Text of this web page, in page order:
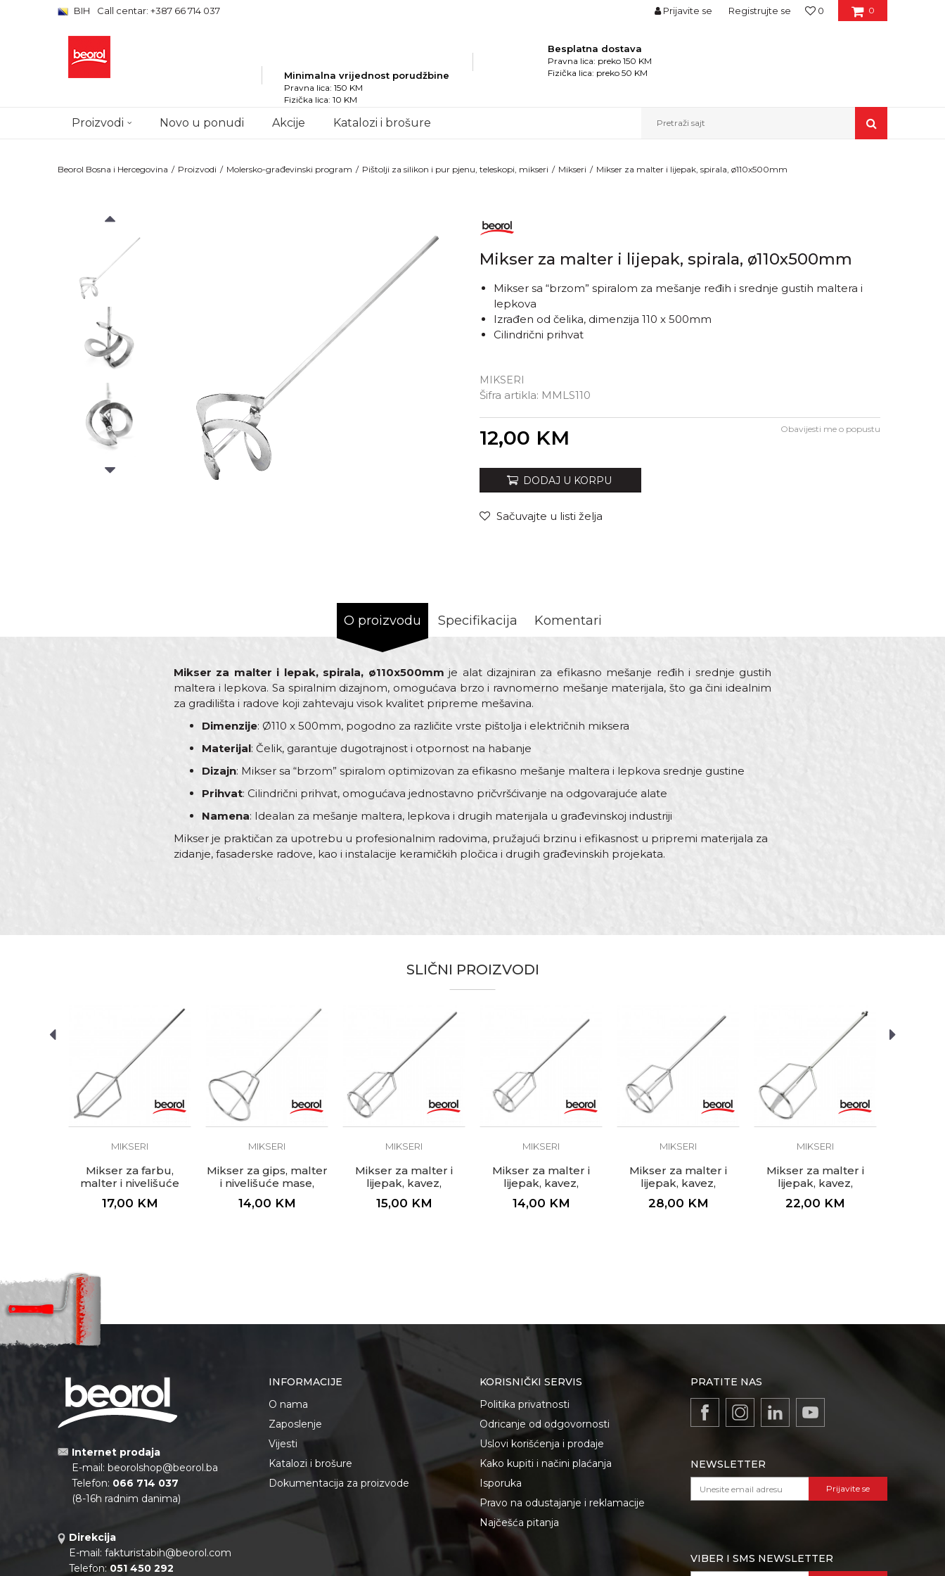
BIH Call centar: +387 66 714 037 0
0
Prijavite se Registrujte se
Minimalna vrijednost porudžbine
Pravna lica: 150 KM
Fizička lica: 10 KM
Besplatna dostava
Pravna lica: preko 150 KM
Fizička lica: preko 50 KM
Proizvodi Novo u ponudi Akcije Katalozi i brošure Pretraži sajt
Beorol Bosna i Hercegovina Proizvodi Molersko-građevinski program Pištolji za silikon i pur pjenu, teleskopi, mikseri Mikseri Mikser za malter i lijepak, spirala, ø110x500mm
Mikser za malter i lijepak, spirala, ø110x500mm
MIKSERI
Šifra artikla: MMLS110
Mikser sa “brzom” spiralom za mešanje ređih i srednje gustih maltera i
lepkova
Izrađen od čelika, dimenzija 110 x 500mm
Cilindrični prihvat
12,00 KM Obavijesti me o popustu
DODAJ U KORPU
Sačuvajte u listi želja
O proizvodu Specifikacija Komentari
Mikser za malter i lepak, spirala, ø110x500mm je alat dizajniran za efikasno mešanje ređih i srednje gustih
maltera i lepkova. Sa spiralnim dizajnom, omogućava brzo i ravnomerno mešanje materijala, što ga čini idealnim
za gradilišta i radove koji zahtevaju visok kvalitet pripreme mešavina.
Dimenzije: Ø110 x 500mm, pogodno za različite vrste pištolja i električnih miksera
Materijal: Čelik, garantuje dugotrajnost i otpornost na habanje
Dizajn: Mikser sa “brzom” spiralom optimizovan za efikasno mešanje maltera i lepkova srednje gustine
Prihvat: Cilindrični prihvat, omogućava jednostavno pričvršćivanje na odgovarajuće alate
Namena: Idealan za mešanje maltera, lepkova i drugih materijala u građevinskoj industriji
Mikser je praktičan za upotrebu u profesionalnim radovima, pružajući brzinu i efikasnost u pripremi materijala za
zidanje, fasaderske radove, kao i instalacije keramičkih pločica i drugih građevinskih projekata.
Čelik
Mikser sa “brzom” spiralom za miješanje rjeđih i srednje gustih maltera i ljepkova
Prihvat
Cilindrični prihvat
Zanat
Fasaderi, Izolateri, Kamenoresci, Keramičari, Moleri i farbari, Vodoinstalateri, Zidari
POŠALJI
SLIČNI PROIZVODI
MIKSERI
Mikser za farbu,
malter i nivelišuće
mase, ø115x660mm
17,00 KM
MIKSERI
Mikser za gips, malter
i nivelišuće mase,
ø120x500mm
14,00 KM
MIKSERI
Mikser za malter i
lijepak, kavez,
ø100x500mm
15,00 KM
MIKSERI
Mikser za malter i
lijepak, kavez,
ø80x500mm
14,00 KM
MIKSERI
Mikser za malter i
lijepak, kavez,
ø100x500mm, SDS
28,00 KM
MIKSERI
Mikser za malter i
lijepak, kavez,
ø120x600mm, M14
22,00 KM
Internet prodaja
E-mail: beorolshop@beorol.ba
Telefon: 066 714 037
(8-16h radnim danima)
Direkcija
E-mail: fakturistabih@beorol.com
Telefon: 051 450 292
INFORMACIJE
O nama
Zaposlenje
Vijesti
Katalozi i brošure
Dokumentacija za proizvode
KORISNIČKI SERVIS
Politika privatnosti
Odricanje od odgovornosti
Uslovi korišćenja i prodaje
Kako kupiti i načini plaćanja
Isporuka
Pravo na odustajanje i reklamacije
Najčešća pitanja
PRATITE NAS
NEWSLETTER
Prijavite se
VIBER I SMS NEWSLETTER